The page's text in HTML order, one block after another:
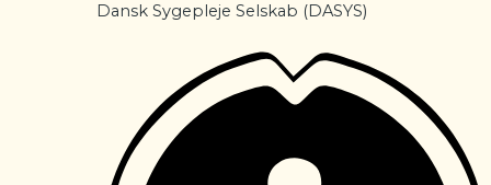
Dansk Sygepleje Selskab (DASYS)